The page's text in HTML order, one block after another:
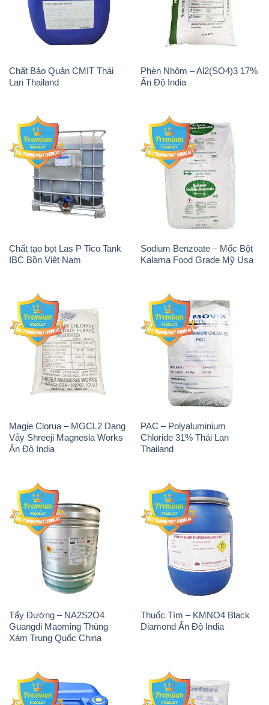
Chất Bảo Quản CMIT Thái
Lan Thailand
Phèn Nhôm – Al2(SO4)3 17%
Ấn Độ India
Chất tạo bọt Las P Tico Tank
IBC Bồn Việt Nam
Sodium Benzoate – Mốc Bột
Kalama Food Grade Mỹ Usa
Magie Clorua – MGCL2 Dạng
Vảy Shreeji Magnesia Works
Ấn Độ India
PAC – Polyaluminium
Chloride 31% Thái Lan
Thailand
Tẩy Đường – NA2S2O4
Guangdi Maoming Thùng
Xám Trung Quốc China
Thuốc Tím – KMNO4 Black
Diamond Ấn Độ India